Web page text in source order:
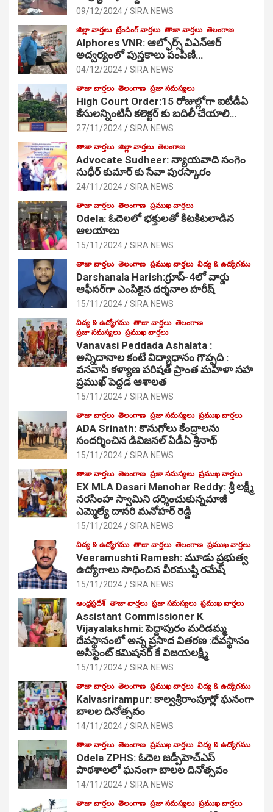
09/12/2024 SIRA NEWS
జిల్లా వార్తలు ట్రేండింగ్ వార్తలు తాజా వార్తలు తెలంగాణ
Alphores VNR: ఆల్ఫోర్స్ విఎన్ఆర్
అద్వర్యంలో పుస్తకాలు పంపిణి…
04/12/2024 SIRA NEWS
తాజా వార్తలు తెలంగాణ ప్రజా సమస్యలు
High Court Order:15 రోజుల్లోగా ఐటీడీఏ
కేసులన్నింటినీ కలెక్టర్ కు బదిలీ చేయాలి…
27/11/2024 SIRA NEWS
తాజా వార్తలు జిల్లా వార్తలు తెలంగాణ
Advocate Sudheer: న్యాయవాది సంగెం
సుధీర్ కుమార్ కు సేవా పురస్కారం
24/11/2024 SIRA NEWS
తాజా వార్తలు తెలంగాణ ప్రముఖ వార్తలు
Odela: ఓదెల‌లో భక్తులతో కిటకిటలాడిన
ఆల‌యాలు
15/11/2024 SIRA NEWS
తాజా వార్తలు తెలంగాణ ప్రముఖ వార్తలు విద్య & ఉద్యోగము
Darshanala Harish:గ్రూప్-4లో వార్డు
ఆఫీసర్‌గా ఎంపికైన దర్శనాల హరీష్
15/11/2024 SIRA NEWS
విద్య & ఉద్యోగము తాజా వార్తలు తెలంగాణ
ప్రజా సమస్యలు ప్రముఖ వార్తలు
Vanavasi Peddada Ashalata :
అన్నిదానాల కంటే విద్యాధానం గొప్పది :
వనవాసి కళ్యాణ పరిషత్ ప్రాంత మహిళా సహ
ప్రముఖ్ పెద్దడ ఆశాలత
15/11/2024 SIRA NEWS
తాజా వార్తలు తెలంగాణ ప్రజా సమస్యలు ప్రముఖ వార్తలు
ADA Srinath: కొనుగోలు కేంద్రాల‌ను
సంద‌ర్శించిన డివిజనల్ ఏడీఏ శ్రీనాథ్
15/11/2024 SIRA NEWS
తాజా వార్తలు తెలంగాణ ప్రజా సమస్యలు ప్రముఖ వార్తలు
EX MLA Dasari Manohar Reddy: శ్రీ లక్ష్మీ
నరసింహ స్వామిని దర్శించుకున్నమాజీ
ఎమ్మెల్యే దాసరి మనోహర్ రెడ్డి
15/11/2024 SIRA NEWS
విద్య & ఉద్యోగము తాజా వార్తలు తెలంగాణ ప్రముఖ వార్తలు
Veeramushti Ramesh: మూడు ప్రభుత్వ
ఉద్యోగాలు సాధించిన వీరముష్టి రమేష్
15/11/2024 SIRA NEWS
ఆంధ్రప్రదేశ్ తాజా వార్తలు ప్రజా సమస్యలు ప్రముఖ వార్తలు
Assistant Commissioner K
Vijayalakshmi: పెద్దాపురం మరిడమ్మ
దేవస్థానంలో అన్న ప్రసాద వితరణ :దేవస్థానం
అసిస్టెంట్ కమిషనర్ కే విజయలక్ష్మి
15/11/2024 SIRA NEWS
తాజా వార్తలు తెలంగాణ ప్రముఖ వార్తలు విద్య & ఉద్యోగము
Kalvasrirampur: కాల్వశ్రీరాంపూర్లో ఘనంగా
బాలల దినోత్సవం
14/11/2024 SIRA NEWS
తాజా వార్తలు తెలంగాణ ప్రముఖ వార్తలు విద్య & ఉద్యోగము
Odela ZPHS: ఓదెల జ‌డ్పీహెచ్ఎస్
పాఠ‌శాల‌లో ఘనంగా బాలల దినోత్సవం
14/11/2024 SIRA NEWS
తాజా వార్తలు తెలంగాణ ప్రజా సమస్యలు ప్రముఖ వార్తలు